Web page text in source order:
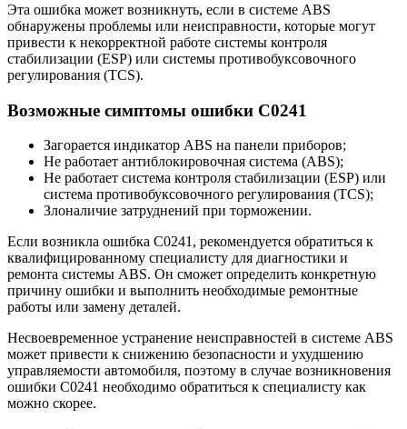
Эта ошибка может возникнуть, если в системе ABS
обнаружены проблемы или неисправности, которые могут
привести к некорректной работе системы контроля
стабилизации (ESP) или системы противобуксовочного
регулирования (TCS).
Возможные симптомы ошибки C0241
Загорается индикатор ABS на панели приборов;
Не работает антиблокировочная система (ABS);
Не работает система контроля стабилизации (ESP) или
система противобуксовочного регулирования (TCS);
Злоналичие затруднений при торможении.
Если возникла ошибка C0241, рекомендуется обратиться к
квалифицированному специалисту для диагностики и
ремонта системы ABS. Он сможет определить конкретную
причину ошибки и выполнить необходимые ремонтные
работы или замену деталей.
Несвоевременное устранение неисправностей в системе ABS
может привести к снижению безопасности и ухудшению
управляемости автомобиля, поэтому в случае возникновения
ошибки C0241 необходимо обратиться к специалисту как
можно скорее.